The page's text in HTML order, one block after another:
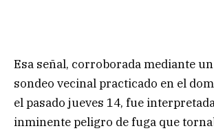
Esa señal, corroborada mediante
sondeo vecinal practicado en el
el pasado jueves 14, fue
inminente peligro de fuga que